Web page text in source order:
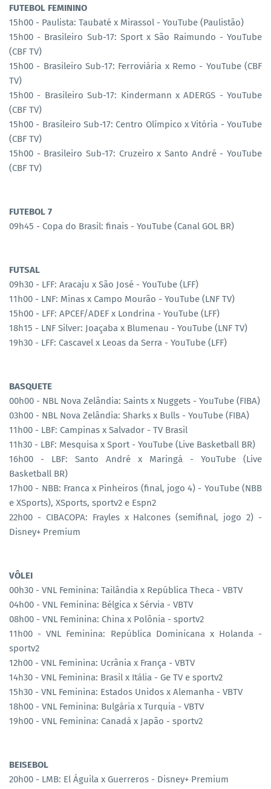
FUTEBOL FEMININO
15h00 - Paulista: Taubaté x Mirassol - YouTube (Paulistão)
15h00 - Brasileiro Sub-17: Sport x São Raimundo - YouTube
(CBF TV)
15h00 - Brasileiro Sub-17: Ferroviária x Remo - YouTube (CBF
TV)
15h00 - Brasileiro Sub-17: Kindermann x ADERGS - YouTube
(CBF TV)
15h00 - Brasileiro Sub-17: Centro Olímpico x Vitória - YouTube
(CBF TV)
15h00 - Brasileiro Sub-17: Cruzeiro x Santo André - YouTube
(CBF TV)
FUTEBOL 7
09h45 - Copa do Brasil: finais - YouTube (Canal GOL BR)
FUTSAL
09h30 - LFF: Aracaju x São José - YouTube (LFF)
11h00 - LNF: Minas x Campo Mourão - YouTube (LNF TV)
15h00 - LFF: APCEF/ADEF x Londrina - YouTube (LFF)
18h15 - LNF Silver: Joaçaba x Blumenau - YouTube (LNF TV)
19h30 - LFF: Cascavel x Leoas da Serra - YouTube (LFF)
BASQUETE
00h00 - NBL Nova Zelândia: Saints x Nuggets - YouTube (FIBA)
03h00 - NBL Nova Zelândia: Sharks x Bulls - YouTube (FIBA)
11h00 - LBF: Campinas x Salvador - TV Brasil
11h30 - LBF: Mesquisa x Sport - YouTube (Live Basketball BR)
16h00 - LBF: Santo André x Maringá - YouTube (Live
Basketball BR)
17h00 - NBB: Franca x Pinheiros (final, jogo 4) - YouTube (NBB
e XSports), XSports, sportv2 e Espn2
22h00 - CIBACOPA: Frayles x Halcones (semifinal, jogo 2) -
Disney+ Premium
VÔLEI
00h30 - VNL Feminina: Tailândia x República Theca - VBTV
04h00 - VNL Feminina: Bélgica x Sérvia - VBTV
08h00 - VNL Feminina: China x Polônia - sportv2
11h00 - VNL Feminina: República Dominicana x Holanda -
sportv2
12h00 - VNL Feminina: Ucrânia x França - VBTV
14h30 - VNL Feminina: Brasil x Itália - Ge TV e sportv2
15h30 - VNL Feminina: Estados Unidos x Alemanha - VBTV
18h00 - VNL Feminina: Bulgária x Turquia - VBTV
19h00 - VNL Feminina: Canadá x Japão - sportv2
BEISEBOL
20h00 - LMB: El Águila x Guerreros - Disney+ Premium